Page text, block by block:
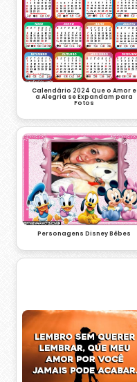
Calendário 2024 Que o Amor e
a Alegria se Expandam para
Fotos
Personagens Disney Bêbes